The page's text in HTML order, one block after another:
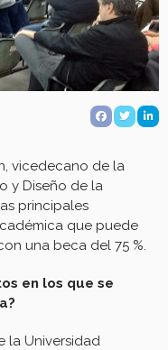
vicedecano de la
y Diseño de la
principales
que puede
una beca del 75 %.
en los que se
la Universidad